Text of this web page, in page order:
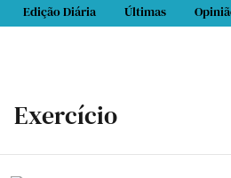
Edição Diária Últimas
Exercício